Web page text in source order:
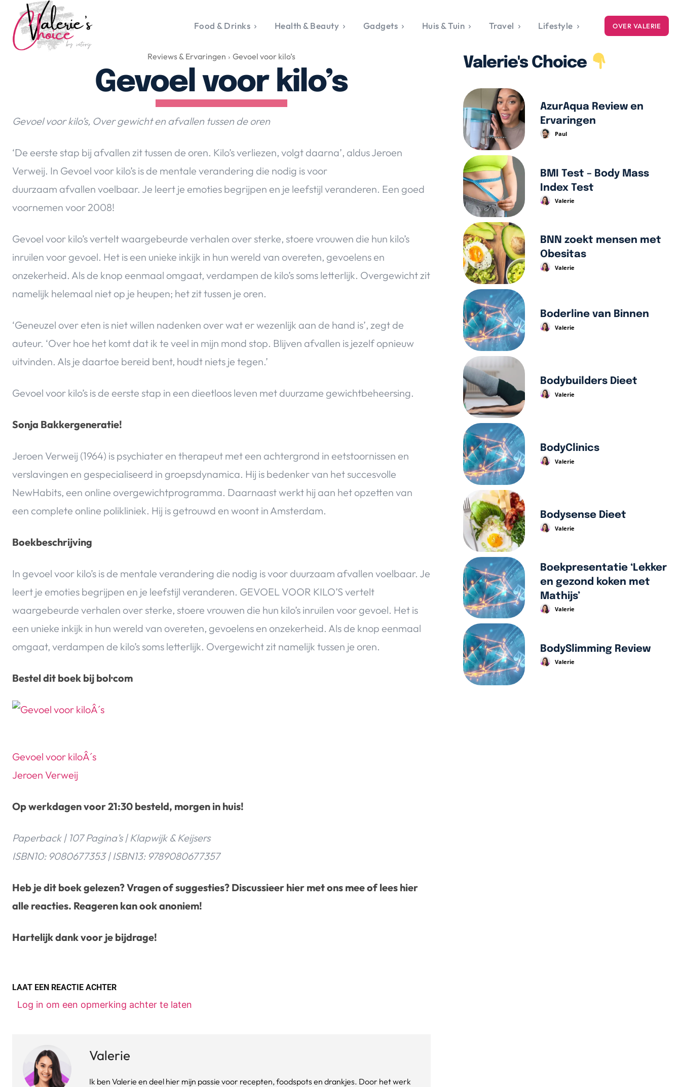
Valerie's Topics
Food & Drinks
Happyness & Opmerkelijk
Lifestyle, Sport &
Duurzaamheid
Top 5 van Valerie
Health & Beauty
Huis & Tuin
Over Valerie
De Top 5
Lifestyle
Food & Drinks Health & Beauty Gadgets Huis & Tuin Travel Lifestyle OVER VALERIE
Reviews & Ervaringen Gevoel voor kilo’s
Gevoel voor kilo’s
Gevoel voor kilo’s, Over gewicht en afvallen tussen de oren
‘De eerste stap bij afvallen zit tussen de oren. Kilo’s verliezen, volgt daarna’, aldus Jeroen
Verweij. In Gevoel voor kilo’s is de mentale verandering die nodig is voor
duurzaam afvallen voelbaar. Je leert je emoties begrijpen en je leefstijl veranderen. Een goed
voornemen voor 2008!
Gevoel voor kilo’s vertelt waargebeurde verhalen over sterke, stoere vrouwen die hun kilo’s
inruilen voor gevoel. Het is een unieke inkijk in hun wereld van overeten, gevoelens en
onzekerheid. Als de knop eenmaal omgaat, verdampen de kilo’s soms letterlijk. Overgewicht zit
namelijk helemaal niet op je heupen; het zit tussen je oren.
‘Geneuzel over eten is niet willen nadenken over wat er wezenlijk aan de hand is’, zegt de
auteur. ‘Over hoe het komt dat ik te veel in mijn mond stop. Blijven afvallen is jezelf opnieuw
uitvinden. Als je daartoe bereid bent, houdt niets je tegen.’
Gevoel voor kilo’s is de eerste stap in een dieetloos leven met duurzame gewichtbeheersing.
Sonja Bakkergeneratie!
Jeroen Verweij (1964) is psychiater en therapeut met een achtergrond in eetstoornissen en
verslavingen en gespecialiseerd in groepsdynamica. Hij is bedenker van het succesvolle
NewHabits, een online overgewichtprogramma. Daarnaast werkt hij aan het opzetten van
een complete online polikliniek. Hij is getrouwd en woont in Amsterdam.
Boekbeschrijving
In gevoel voor kilo’s is de mentale verandering die nodig is voor duurzaam afvallen voelbaar. Je
leert je emoties begrijpen en je leefstijl veranderen. GEVOEL VOOR KILO’S vertelt
waargebeurde verhalen over sterke, stoere vrouwen die hun kilo’s inruilen voor gevoel. Het is
een unieke inkijk in hun wereld van overeten, gevoelens en onzekerheid. Als de knop eenmaal
omgaat, verdampen de kilo’s soms letterlijk. Overgewicht zit namelijk tussen je oren.
Bestel dit boek bij bol·com
Gevoel voor kiloÂ´s
Jeroen Verweij
Op werkdagen voor 21:30 besteld, morgen in huis!
Paperback | 107 Pagina’s | Klapwijk & Keijsers
ISBN10: 9080677353 | ISBN13: 9789080677357
Heb je dit boek gelezen? Vragen of suggesties? Discussieer hier met ons mee of lees hier
alle reacties. Reageren kan ook anoniem!
Hartelijk dank voor je bijdrage!
LAAT EEN REACTIE ACHTER
Log in om een opmerking achter te laten
Valerie
Ik ben Valerie en deel hier mijn passie voor recepten, foodspots en drankjes. Door het werk
Valerie's Choice
AzurAqua Review en
Ervaringen
Paul
BMI Test – Body Mass
Index Test
Valerie
BNN zoekt mensen met
Obesitas
Valerie
Boderline van Binnen
Valerie
Bodybuilders Dieet
Valerie
BodyClinics
Valerie
Bodysense Dieet
Valerie
Boekpresentatie ‘Lekker
en gezond koken met
Mathijs’
Valerie
BodySlimming Review
Valerie